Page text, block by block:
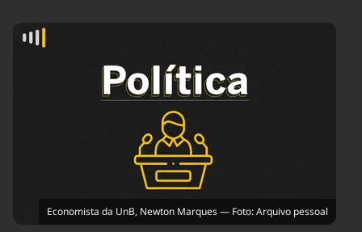
Agronegócios
Cultura
Economia
Educação
Infraestrutura
Internacional
Política
Saúde
Economista da UnB, Newton Marques — Foto: Arquivo pessoal